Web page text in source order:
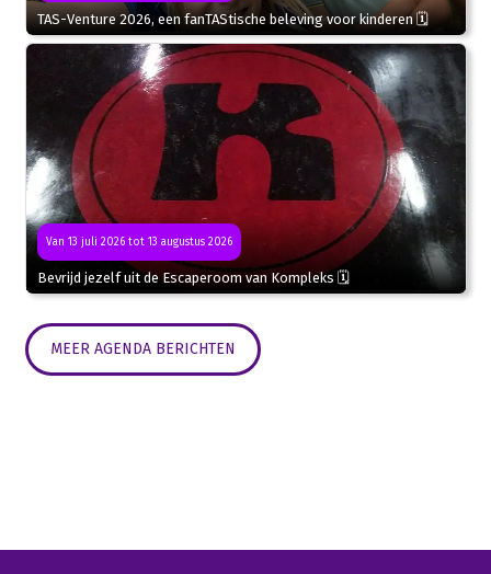
TAS-Venture 2026, een fanTAStische beleving voor kinderen 🗓
Van 13 juli 2026 tot 13 augustus 2026
Bevrijd jezelf uit de Escaperoom van Kompleks 🗓
MEER AGENDA BERICHTEN